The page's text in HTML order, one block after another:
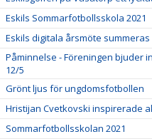
Eskils Sommarfotbollsskola 2021
Eskils digitala årsmöte summeras
Påminnelse - Föreningen bjuder
12/5
Grönt ljus för ungdomsfotbollen
Hristijan Cvetkovski inspirerade
Sommarfotbollsskolan 2021